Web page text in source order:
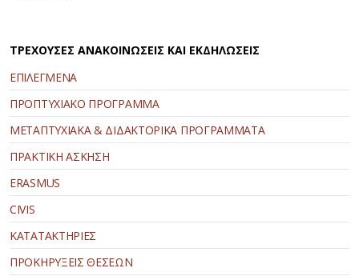
ΤΡΕΧΟΥΣΕΣ ΑΝΑΚΟΙΝΩΣΕΙΣ ΚΑΙ ΕΚΔΗΛΩΣΕΙΣ
ΕΠΙΛΕΓΜΕΝΑ
ΠΡΟΠΤΥΧΙΑΚΟ ΠΡΟΓΡΑΜΜΑ
ΜΕΤΑΠΤΥΧΙΑΚΑ & ΔΙΔΑΚΤΟΡΙΚΑ ΠΡΟΓΡΑΜΜΑΤΑ
ΠΡΑΚΤΙΚΗ ΑΣΚΗΣΗ
ERASMUS
CIVIS
ΚΑΤΑΤΑΚΤΗΡΙΕΣ
ΠΡΟΚΗΡΥΞΕΙΣ ΘΕΣΕΩΝ